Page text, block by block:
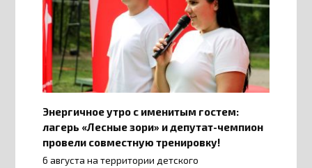
Энергичное утро с именитым гостем:
лагерь «Лесные зори» и депутат-чемпион
провели совместную тренировку!
6 августа на территории детского